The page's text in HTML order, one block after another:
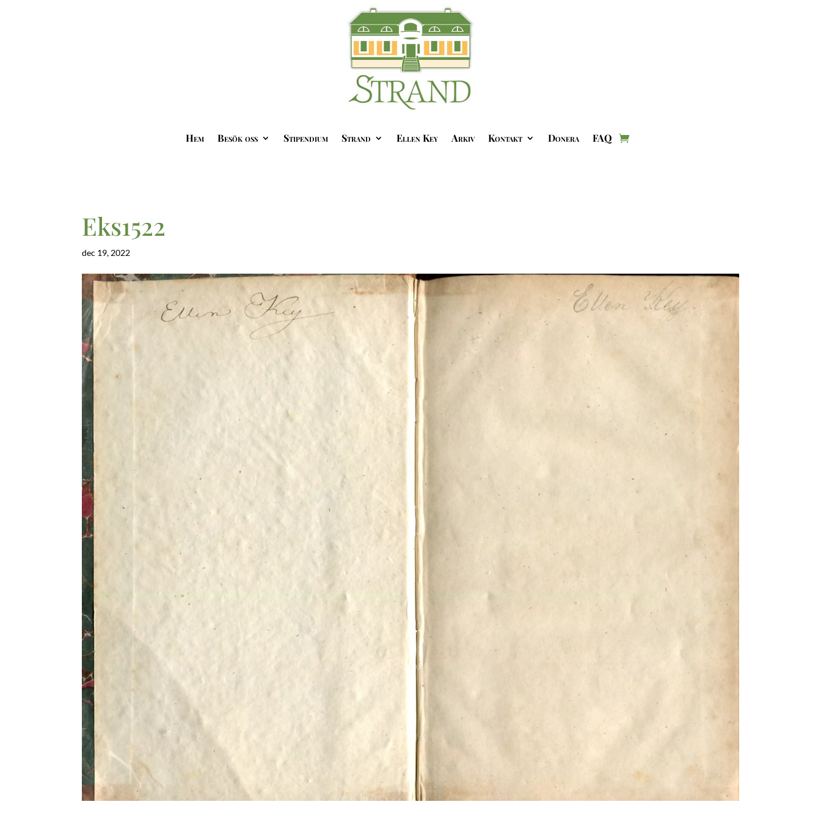
Hem Besök oss Stipendium Strand Ellen Key Arkiv Kontakt Donera FAQ
Eks1522
dec 19, 2022